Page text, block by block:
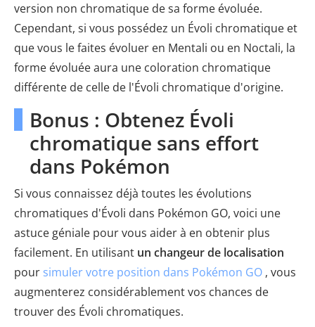
version non chromatique de sa forme évoluée.
Cependant, si vous possédez un Évoli chromatique et
que vous le faites évoluer en Mentali ou en Noctali, la
forme évoluée aura une coloration chromatique
différente de celle de l'Évoli chromatique d'origine.
Bonus : Obtenez Évoli
chromatique sans effort
dans Pokémon
Si vous connaissez déjà toutes les évolutions
chromatiques d'Évoli dans Pokémon GO, voici une
astuce géniale pour vous aider à en obtenir plus
facilement. En utilisant un changeur de localisation
pour simuler votre position dans Pokémon GO , vous
augmenterez considérablement vos chances de
trouver des Évoli chromatiques.